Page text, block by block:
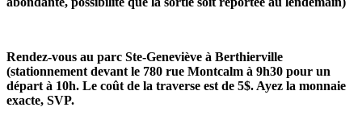
Rendez-vous au parc Ste-Geneviève à Berthierville
(stationnement devant le 780 rue Montcalm à 9h30 pour un
départ à 10h. Le coût de la traverse est de 5$. Ayez la monnaie
exacte, SVP.